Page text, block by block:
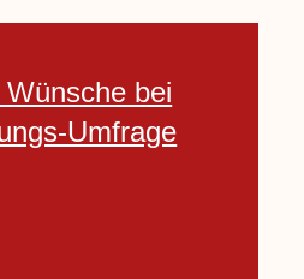
bei
Umfrage